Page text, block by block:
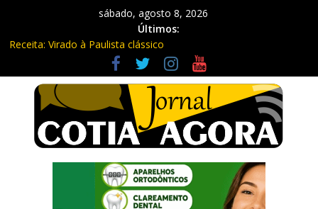
sábado, agosto 8, 2026
Últimos:
Receita: Virado à Paulista clássico
Ladrão de farmácia e procurado por maus-tratos são presos em
Vargem Grande Paulista
Cine Sustentável traz cinema ao ar livre e educação ambiental
para Vargem Grande
WhatsApp vai parar de funcionar em vários celulares antigos em
setembro